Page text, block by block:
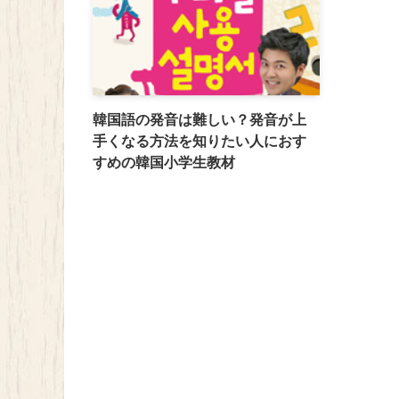
韓国語の発音は難しい？発音が上
手くなる方法を知りたい人におす
すめの韓国小学生教材